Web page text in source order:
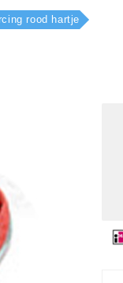
rood hartje